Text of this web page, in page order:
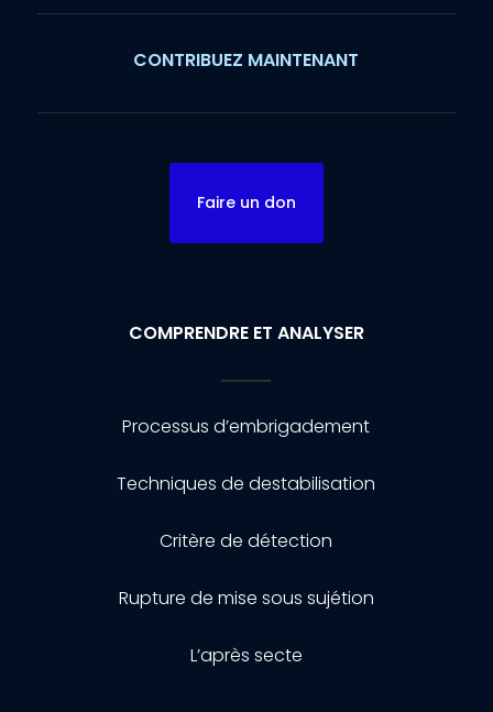
CONTRIBUEZ MAINTENANT
Faire un don
COMPRENDRE ET ANALYSER
Processus d’embrigadement
Techniques de destabilisation
Critère de détection
Rupture de mise sous sujétion
L’après secte